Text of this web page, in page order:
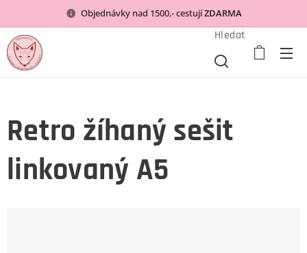
Objednávky nad 1500,- cestujíZDARMA
Hledat
Retro žíhaný sešit
linkovaný A5